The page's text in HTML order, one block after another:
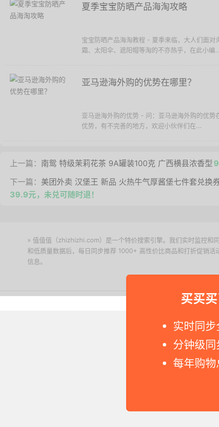
买买
实时同
分钟级
每年购
夏季宝宝防晒产品海淘攻略
宝宝防晒产品海淘教程 - 夏季来临，大人们面
霜、太阳伞、遮阳帽等淘的不亦热乎，在此小编
亚马逊海外购的优势在哪里？
亚马逊海外购的优势 - 问：亚马逊海外购的优
优势，有不完善的地方，欢迎小伙伴们在...
上一篇： 南鸳 特级茉莉花茶 9A罐装100克 广西横县浓香型
下一篇： 美团外卖 汉堡王 新品 火热牛气厚酱堡七件套兑换
39.9元，未兑可随时退！
» 值值值（zhizhizhi.com）是一个特价搜索引擎。我们实时监控和
和低质量数据后，每日同步推荐 1000+ 高性价比商品和打折促销
信息。
Copyright © 2011-2026 网购